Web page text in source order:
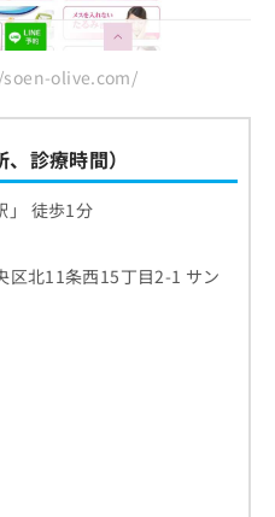
olive.com/
診療時間）
」 徒歩1分
区北11条西15丁目2-1 サン